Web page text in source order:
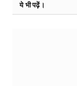
ये भी पढ़ें।